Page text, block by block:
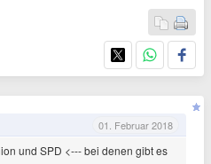
01. Februar 2018
und SPD <--- bei denen gibt es